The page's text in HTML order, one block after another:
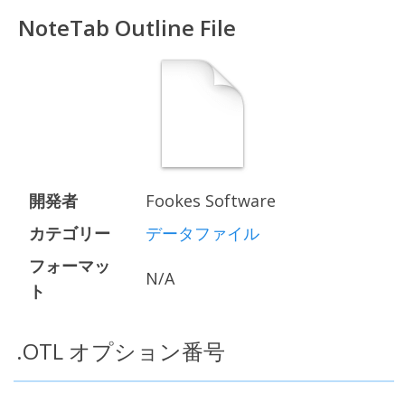
NoteTab Outline File
開発者
Fookes Software
カテゴリー
データファイル
フォーマッ
ト
N/A
.OTL オプション番号